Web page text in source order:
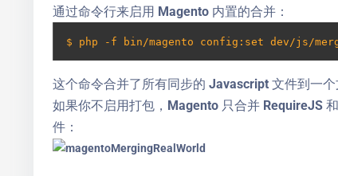
通过命令行来启用 Magento 内置的合并：
$ php -f bin/magento config:set dev/js/
这个命令合并了所有同步的 Javascript 文件到一
如果你不启用打包，Magento 只合并 RequireJS
件：